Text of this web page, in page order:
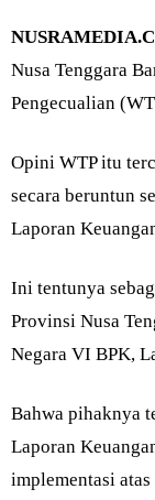
Nusa Tenggara
Pengecualian
Opini WTP itu
secara beruntun
Laporan
Ini tentunya
Provinsi Nusa
Negara VI BPK,
Bahwa pihaknya
Laporan
implementasi